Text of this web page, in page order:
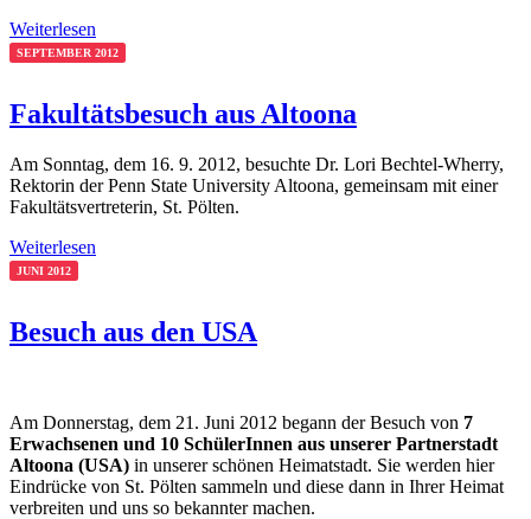
Weiterlesen
SEPTEMBER 2012
Fakultätsbesuch aus Altoona
Am Sonntag, dem 16. 9. 2012, besuchte Dr. Lori Bechtel-Wherry,
Rektorin der Penn State University Altoona, gemeinsam mit einer
Fakultätsvertreterin, St. Pölten.
Weiterlesen
JUNI 2012
Besuch aus den USA
Am Donnerstag, dem 21. Juni 2012 begann der Besuch von 7
Erwachsenen und 10 SchülerInnen aus unserer Partnerstadt
Altoona (USA) in unserer schönen Heimatstadt. Sie werden hier
Eindrücke von St. Pölten sammeln und diese dann in Ihrer Heimat
verbreiten und uns so bekannter machen.